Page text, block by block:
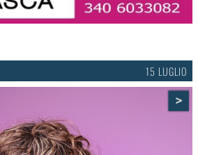
15 LUGLIO
>